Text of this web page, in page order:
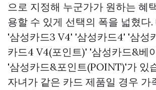
으로 지정해 누군가가 원하는 혜
용할 수 있게 선택의 폭을 넓혔다
'삼성카드3 V4' '삼성카드4' '삼성
카드4 V4(포인트)' '삼성카드&베
'삼성카드&포인트(POINT)'가 있
자녀가 같은 카드 제품일 경우 가